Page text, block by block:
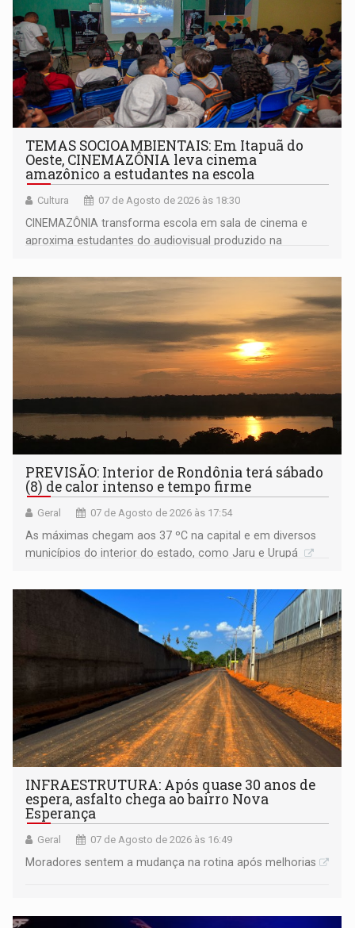
TEMAS SOCIOAMBIENTAIS: Em Itapuã do
Oeste, CINEMAZÔNIA leva cinema
amazônico a estudantes na escola
Cultura 07 de Agosto de 2026 às 18:30
CINEMAZÔNIA transforma escola em sala de cinema e
aproxima estudantes do audiovisual produzido na
PREVISÃO: Interior de Rondônia terá sábado
(8) de calor intenso e tempo firme
Geral 07 de Agosto de 2026 às 17:54
As máximas chegam aos 37 ºC na capital e em diversos
municípios do interior do estado, como Jaru e Urupá
INFRAESTRUTURA: Após quase 30 anos de
espera, asfalto chega ao bairro Nova
Esperança
Geral 07 de Agosto de 2026 às 16:49
Moradores sentem a mudança na rotina após melhorias